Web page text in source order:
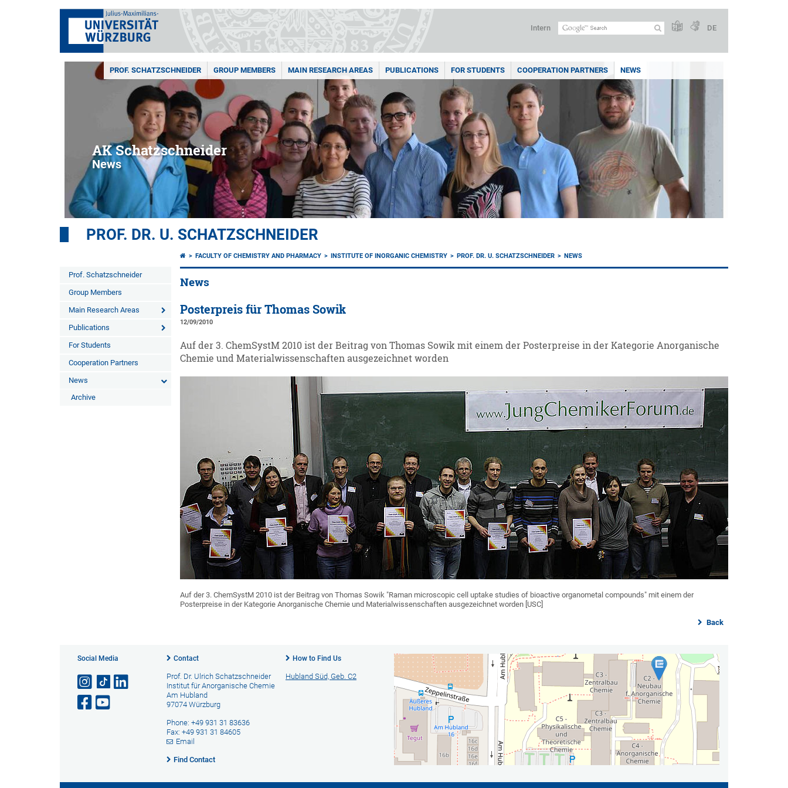
Intern DE
PROF. SCHATZSCHNEIDER GROUP MEMBERS MAIN RESEARCH AREAS PUBLICATIONS FOR STUDENTS COOPERATION PARTNERS NEWS
AK Schatzschneider
News
PROF. DR. U. SCHATZSCHNEIDER
Prof. Schatzschneider
Group Members
Main Research Areas
Publications
For Students
Cooperation Partners
News
Archive
FACULTY OF CHEMISTRY AND PHARMACY INSTITUTE OF INORGANIC CHEMISTRY PROF. DR. U. SCHATZSCHNEIDER NEWS
News
Posterpreis für Thomas Sowik
12/09/2010
Auf der 3. ChemSystM 2010 ist der Beitrag von Thomas Sowik mit einem der Posterpreise in der Kategorie Anorganische
Chemie und Materialwissenschaften ausgezeichnet worden
Auf der 3. ChemSystM 2010 ist der Beitrag von Thomas Sowik "Raman microscopic cell uptake studies of bioactive organometal compounds" mit einem der
Posterpreise in der Kategorie Anorganische Chemie und Materialwissenschaften ausgezeichnet worden [USC]
Back
Social Media Contact
Prof. Dr. Ulrich Schatzschneider
Institut für Anorganische Chemie
Am Hubland
97074 Würzburg
Phone: +49 931 31 83636
Fax: +49 931 31 84605
Email
Find Contact
How to Find Us
Hubland Süd, Geb. C2